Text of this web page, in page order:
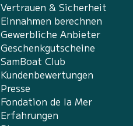
Vertrauen & Sicherheit
Einnahmen berechnen
Gewerbliche Anbieter
Geschenkgutscheine
SamBoat Club
Kundenbewertungen
Presse
Fondation de la Mer
Erfahrungen